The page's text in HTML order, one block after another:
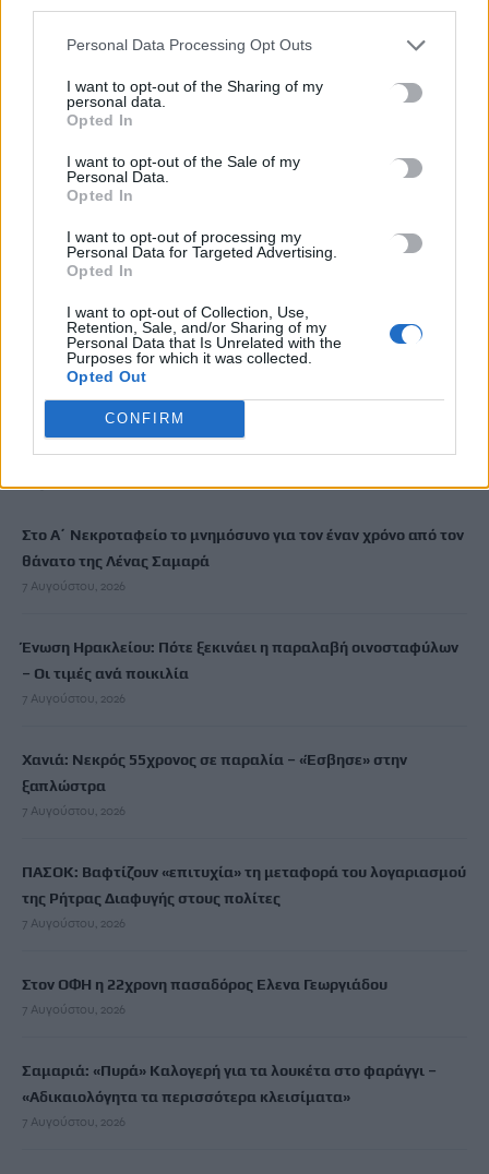
Personal Data Processing Opt Outs
I want to opt-out of the Sharing of my
personal data.
Opted In
I want to opt-out of the Sale of my
Personal Data.
Opted In
I want to opt-out of processing my
Personal Data for Targeted Advertising.
Opted In
I want to opt-out of Collection, Use,
Retention, Sale, and/or Sharing of my
Personal Data that Is Unrelated with the
Purposes for which it was collected.
Opted Out
CONFIRM
UNCATEGORIZED
αποζημιώσεων!
Το νέο «πέναλτι» που θα πληρώσει η πολιτεία για καθυστερήσεις
στο έργο «Χερσόνησος – Νεάπολη» του ΒΟΑΚ, φέρνει…
Newsroom 10 Οκτωβρίου, 2025
ΡΟΗ ΕΙΔΗΣΕΩΝ
Στο Α΄ Νεκροταφείο το μνημόσυνο για τον έναν χρόνο από τον
θάνατο της Λένας Σαμαρά
7 Αυγούστου, 2026
Ένωση Ηρακλείου: Πότε ξεκινάει η παραλαβή οινοσταφύλων
– Οι τιμές ανά ποικιλία
7 Αυγούστου, 2026
Χανιά: Νεκρός 55χρονος σε παραλία – «Έσβησε» στην
ξαπλώστρα
7 Αυγούστου, 2026
ΠΑΣΟΚ: Βαφτίζουν «επιτυχία» τη μεταφορά του λογαριασμού
της Ρήτρας Διαφυγής στους πολίτες
7 Αυγούστου, 2026
Στον ΟΦΗ η 22χρονη πασαδόρος Ελενα Γεωργιάδου
7 Αυγούστου, 2026
Σαμαριά: «Πυρά» Καλογερή για τα λουκέτα στο φαράγγι –
«Αδικαιολόγητα τα περισσότερα κλεισίματα»
7 Αυγούστου, 2026